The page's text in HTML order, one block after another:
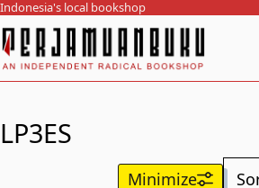
Indonesia's local bookshop
LP3ES